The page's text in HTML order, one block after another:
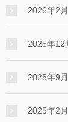
2026年2月
2025年12
2025年9月
2025年2月